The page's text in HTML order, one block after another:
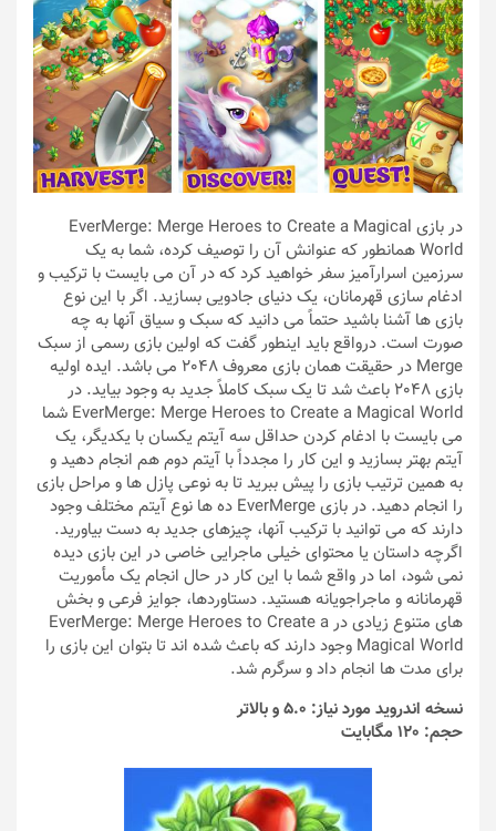
در بازی EverMerge: Merge Heroes to Create a Magical
World همانطور که عنوانش آن را توصیف کرده، شما به یک
سرزمین اسرارآمیز سفر خواهید کرد که در آن می بایست با ترکیب و
ادغام سازی قهرمانان، یک دنیای جادویی بسازید. اگر با این نوع
بازی ها آشنا باشید حتماً می دانید که سبک و سیاق آنها به چه
صورت است. درواقع باید اینطور گفت که اولین بازی رسمی از سبک
Merge در حقیقت همان بازی معروف 2048 می باشد. ایده اولیه
بازی 2048 باعث شد تا یک سبک کاملاً جدید به وجود بیاید. در
EverMerge: Merge Heroes to Create a Magical World شما
می بایست با ادغام کردن حداقل سه آیتم یکسان با یکدیگر، یک
آیتم بهتر بسازید و این کار را مجدداً با آیتم دوم هم انجام دهید و
به همین ترتیب بازی را پیش ببرید تا به نوعی پازل ها و مراحل بازی
را انجام دهید. در بازی EverMerge ده ها نوع آیتم مختلف وجود
دارند که می توانید با ترکیب آنها، چیزهای جدید به دست بیاورید.
اگرچه داستان یا محتوای خیلی ماجرایی خاصی در این بازی دیده
نمی شود، اما در واقع شما با این کار در حال انجام یک مأموریت
قهرمانانه و ماجراجویانه هستید. دستاوردها، جوایز فرعی و بخش
های متنوع زیادی در EverMerge: Merge Heroes to Create a
Magical World وجود دارند که باعث شده اند تا بتوان این بازی را
برای مدت ها انجام داد و سرگرم شد.
نسخه اندروید مورد نیاز: 5.0 و بالاتر
حجم: 120 مگابایت